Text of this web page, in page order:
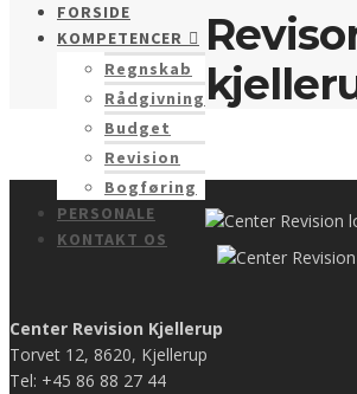
FORSIDE
KOMPETENCER
Regnskab
Rådgivning
Budget
Revision
Bogføring
PERSONALE
KONTAKT OS
Center Revision Kjellerup
Torvet 12, 8620, Kjellerup
Tel: +45 86 88 27 44